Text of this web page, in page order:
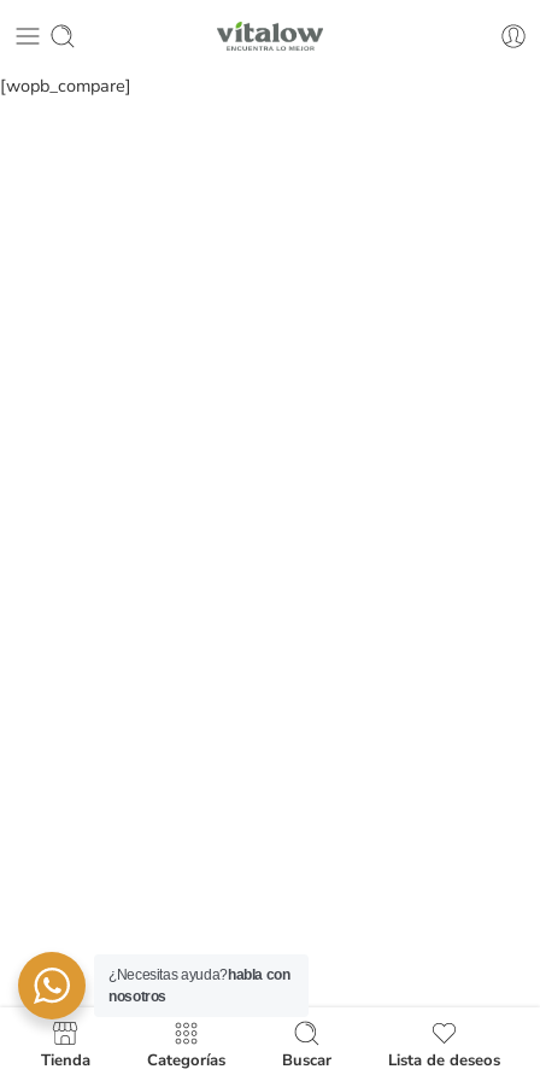
[wopb_compare]
Tienda Categorías Buscar Lista de deseos
¿Necesitas ayuda?habla con
nosotros